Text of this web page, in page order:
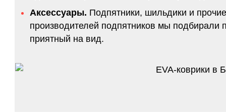
Аксессуары. Подпятники, шильдики и
производителей подпятников мы подбирали
приятный на вид.